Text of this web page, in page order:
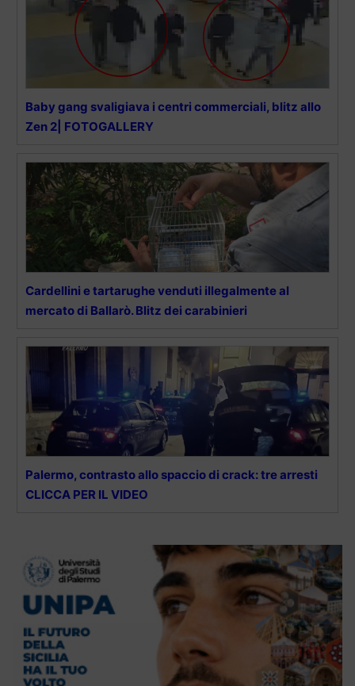
Baby gang svaligiava i centri commerciali, blitz allo
Zen 2| FOTOGALLERY
Cardellini e tartarughe venduti illegalmente al
mercato di Ballarò. Blitz dei carabinieri
Palermo, contrasto allo spaccio di crack: tre arresti
CLICCA PER IL VIDEO